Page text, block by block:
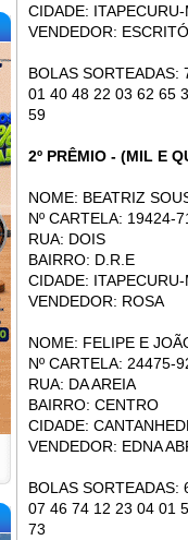
CIDADE:
VENDEDOR:
BOLAS
01 40 48 22 03 62 65
59
2º PRÊMIO - (MIL E
NOME: BEATRIZ
Nº CARTELA: 19424-
RUA:
BAIRRO: D.R.E
CIDADE:
VENDEDOR: ROSA
NOME: FELIPE E
Nº CARTELA: 24475-
RUA:
BAIRRO: CENTRO
CIDADE:
VENDEDOR: EDNA
BOLAS
07 46 74 12 23 04 01
73